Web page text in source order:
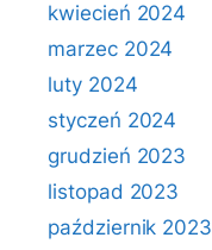
kwiecień 2024
marzec 2024
luty 2024
styczeń 2024
grudzień 2023
listopad 2023
październik 2023